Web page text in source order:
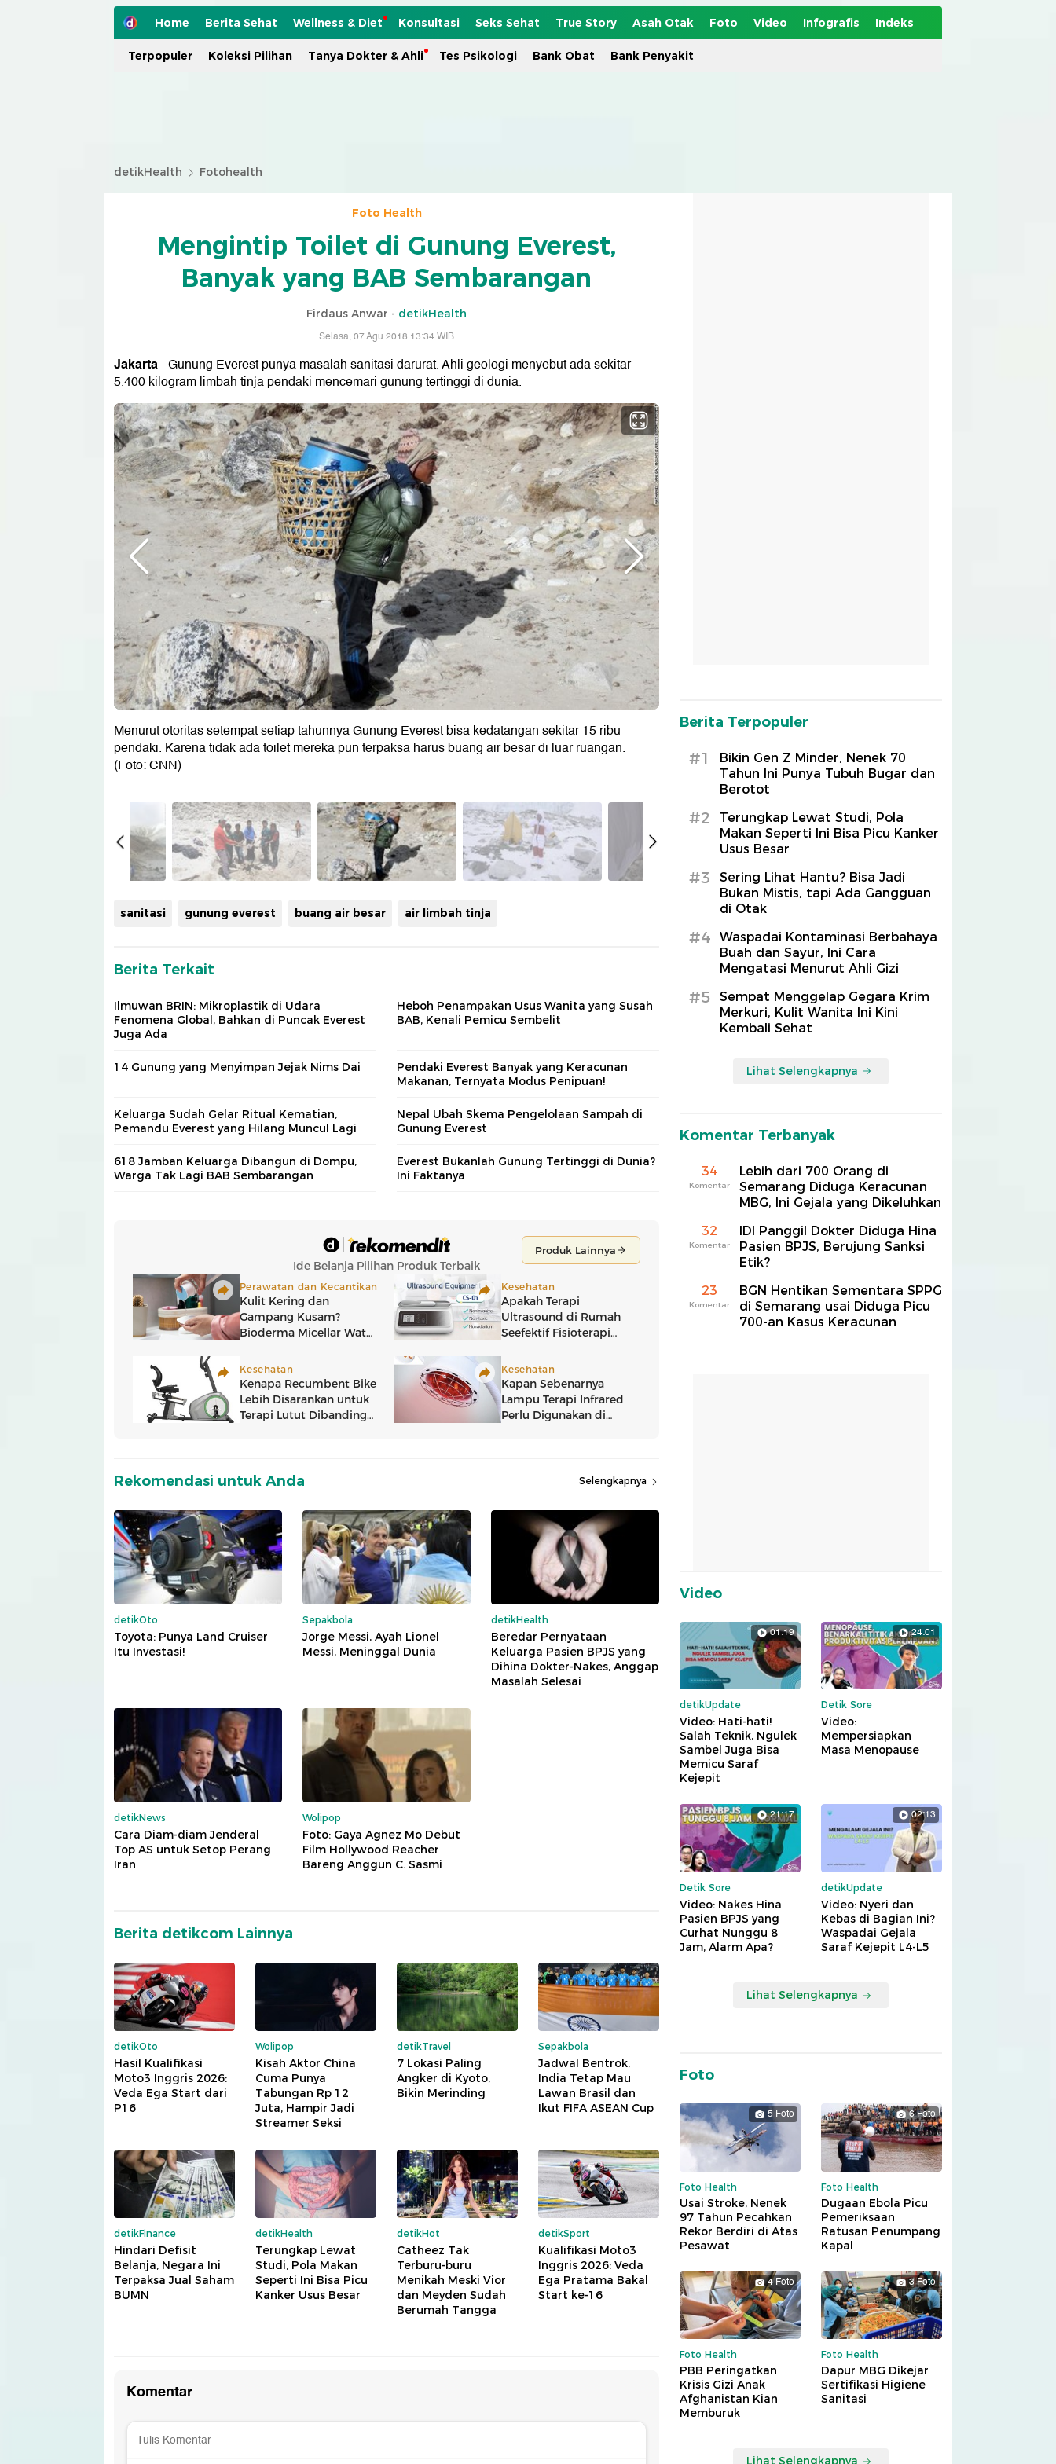
Home Berita Sehat Wellness & Diet Konsultasi Seks Sehat True Story Asah Otak Foto Video Infografis Indeks
Terpopuler Koleksi Pilihan Tanya Dokter & Ahli Tes Psikologi Bank Obat Bank Penyakit
detikHealth Fotohealth
Foto Health
Mengintip Toilet di Gunung Everest,
Banyak yang BAB Sembarangan
Firdaus Anwar - detikHealth
Selasa, 07 Agu 2018 13:34 WIB
Jakarta- Gunung Everest punya masalah sanitasi darurat. Ahli geologi menyebut ada sekitar
5.400 kilogram limbah tinja pendaki mencemari gunung tertinggi di dunia.
Menurut otoritas setempat setiap tahunnya Gunung Everest bisa kedatangan sekitar 15 ribu
pendaki. Karena tidak ada toilet mereka pun terpaksa harus buang air besar di luar ruangan.
(Foto: CNN)
sanitasi gunung everest buang air besar air limbah tinja
Berita Terkait
Ilmuwan BRIN: Mikroplastik di Udara
Fenomena Global, Bahkan di Puncak Everest
Juga Ada
Heboh Penampakan Usus Wanita yang Susah
BAB, Kenali Pemicu Sembelit
14 Gunung yang Menyimpan Jejak Nims Dai
Pendaki Everest Banyak yang Keracunan
Makanan, Ternyata Modus Penipuan!
Keluarga Sudah Gelar Ritual Kematian,
Pemandu Everest yang Hilang Muncul Lagi
Nepal Ubah Skema Pengelolaan Sampah di
Gunung Everest
618 Jamban Keluarga Dibangun di Dompu,
Warga Tak Lagi BAB Sembarangan
Everest Bukanlah Gunung Tertinggi di Dunia?
Ini Faktanya
Rekomendasi untuk Anda Selengkapnya
detikOto
Toyota: Punya Land Cruiser
Itu Investasi!
Sepakbola
Jorge Messi, Ayah Lionel
Messi, Meninggal Dunia
detikHealth
Beredar Pernyataan
Keluarga Pasien BPJS yang
Dihina Dokter-Nakes, Anggap
Masalah Selesai
detikNews
Cara Diam-diam Jenderal
Top AS untuk Setop Perang
Iran
Wolipop
Foto: Gaya Agnez Mo Debut
Film Hollywood Reacher
Bareng Anggun C. Sasmi
Berita detikcom Lainnya
detikOto
Hasil Kualifikasi
Moto3 Inggris 2026:
Veda Ega Start dari
P16
Wolipop
Kisah Aktor China
Cuma Punya
Tabungan Rp 12
Juta, Hampir Jadi
Streamer Seksi
detikTravel
7 Lokasi Paling
Angker di Kyoto,
Bikin Merinding
Sepakbola
Jadwal Bentrok,
India Tetap Mau
Lawan Brasil dan
Ikut FIFA ASEAN Cup
detikFinance
Hindari Defisit
Belanja, Negara Ini
Terpaksa Jual Saham
BUMN
detikHealth
Terungkap Lewat
Studi, Pola Makan
Seperti Ini Bisa Picu
Kanker Usus Besar
detikHot
Catheez Tak
Terburu-buru
Menikah Meski Vior
dan Meyden Sudah
Berumah Tangga
detikSport
Kualifikasi Moto3
Inggris 2026: Veda
Ega Pratama Bakal
Start ke-16
Berita Terpopuler
#1
Bikin Gen Z Minder, Nenek 70
Tahun Ini Punya Tubuh Bugar dan
Berotot
#2
Terungkap Lewat Studi, Pola
Makan Seperti Ini Bisa Picu Kanker
Usus Besar
#3
Sering Lihat Hantu? Bisa Jadi
Bukan Mistis, tapi Ada Gangguan
di Otak
#4
Waspadai Kontaminasi Berbahaya
Buah dan Sayur, Ini Cara
Mengatasi Menurut Ahli Gizi
#5
Sempat Menggelap Gegara Krim
Merkuri, Kulit Wanita Ini Kini
Kembali Sehat
Lihat Selengkapnya
Komentar Terbanyak
34
Komentar
Lebih dari 700 Orang di
Semarang Diduga Keracunan
MBG, Ini Gejala yang Dikeluhkan
32
Komentar
IDI Panggil Dokter Diduga Hina
Pasien BPJS, Berujung Sanksi
Etik?
23
Komentar
BGN Hentikan Sementara SPPG
di Semarang usai Diduga Picu
700-an Kasus Keracunan
Video
01:19
detikUpdate
Video: Hati-hati!
Salah Teknik, Ngulek
Sambel Juga Bisa
Memicu Saraf
Kejepit
24:01
Detik Sore
Video:
Mempersiapkan
Masa Menopause
21:17
Detik Sore
Video: Nakes Hina
Pasien BPJS yang
Curhat Nunggu 8
Jam, Alarm Apa?
02:13
detikUpdate
Video: Nyeri dan
Kebas di Bagian Ini?
Waspadai Gejala
Saraf Kejepit L4-L5
Lihat Selengkapnya
Foto
5 Foto
Foto Health
Usai Stroke, Nenek
97 Tahun Pecahkan
Rekor Berdiri di Atas
Pesawat
6 Foto
Foto Health
Dugaan Ebola Picu
Pemeriksaan
Ratusan Penumpang
Kapal
4 Foto
Foto Health
PBB Peringatkan
Krisis Gizi Anak
Afghanistan Kian
Memburuk
3 Foto
Foto Health
Dapur MBG Dikejar
Sertifikasi Higiene
Sanitasi
Lihat Selengkapnya